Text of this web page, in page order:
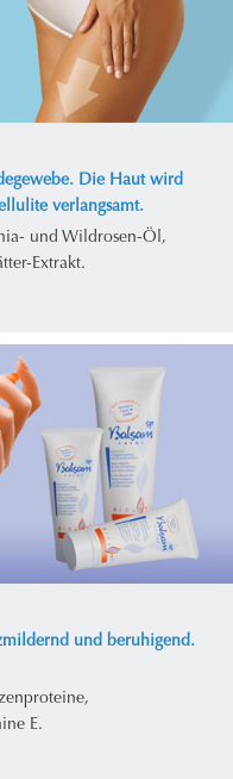
Die Haut wird
verlangsamt.
und Wildrosen-Öl,
Extrakt.
und beruhigend.
E.